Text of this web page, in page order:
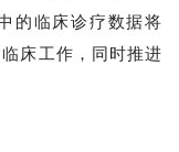
的临床诊疗数据将
床工作，同时推进